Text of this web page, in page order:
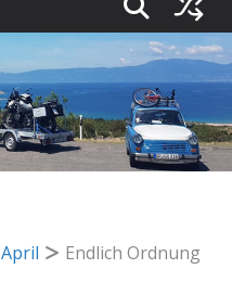
April Endlich Ordnung